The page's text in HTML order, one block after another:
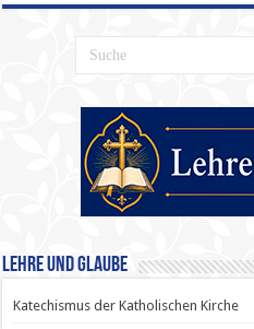
Lehre und Glaube
Katechismus der Katholischen Kirche